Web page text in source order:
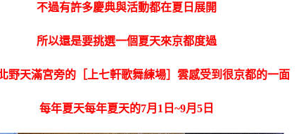
不過有許多慶典與活動都在夏日展開
所以還是要挑選一個夏天來京都度過
野天滿宮旁的［上七軒歌舞練場］雲感受到很京都的一面
每年夏天每年夏天的7月1日~9月5日